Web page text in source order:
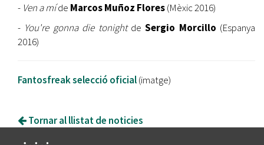
- Ven a míde Marcos Muñoz Flores(Mèxic 2016)
- You're gonna die tonight deSergio Morcillo (Espanya
2016)
Fantosfreak selecció oficial(imatge)
Tornar al llistat de noticies